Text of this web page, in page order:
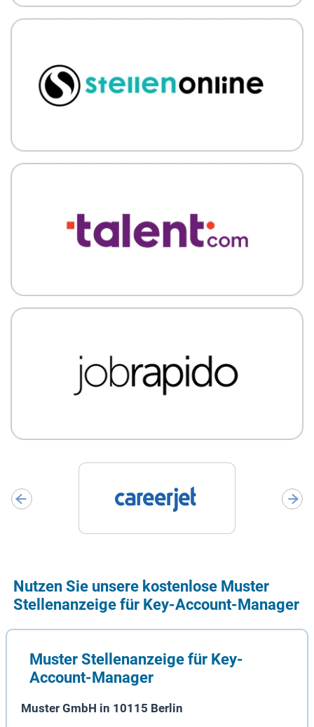
Nutzen Sie unsere kostenlose Muster
Stellenanzeige für Key-Account-Manager
Muster Stellenanzeige für Key-
Account-Manager
Muster GmbH in 10115 Berlin